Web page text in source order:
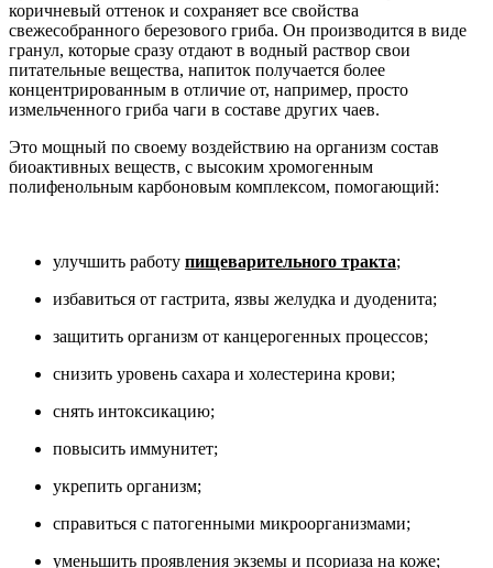
коричневый оттенок и сохраняет все свойства
свежесобранного березового гриба. Он производится в виде
гранул, которые сразу отдают в водный раствор свои
питательные вещества, напиток получается более
концентрированным в отличие от, например, просто
измельченного гриба чаги в составе других чаев.
Это мощный по своему воздействию на организм состав
биоактивных веществ, с высоким хромогенным
полифенольным карбоновым комплексом, помогающий:
улучшить работу пищеварительного тракта;
избавиться от гастрита, язвы желудка и дуоденита;
защитить организм от канцерогенных процессов;
снизить уровень сахара и холестерина крови;
снять интоксикацию;
повысить иммунитет;
укрепить организм;
справиться с патогенными микроорганизмами;
уменьшить проявления экземы и псориаза на коже;